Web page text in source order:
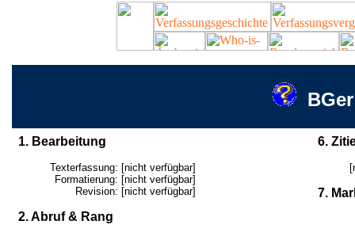
1. Bearbeitung
Texterfassung: [nicht verfügbar]
Formatierung: [nicht verfügbar]
Revision: [nicht verfügbar]
2. Abruf & Rang
6.
7.